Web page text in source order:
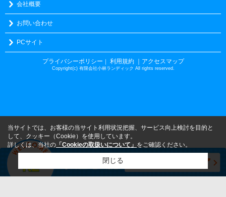
会社概要
お問い合わせ
PCサイト
プライバシーポリシー 利用規約 ｜アクセスマップ
Copyright(c) 有限会社小林ランディック All rights reserved.
当サイトでは、お客様の当サイト利用状況把握、サービス向上検討を目的と
して、クッキー（Cookie）を使用しています。
詳しくは、当社の 「Cookieの取扱いについて」 をご確認ください。
閉じる